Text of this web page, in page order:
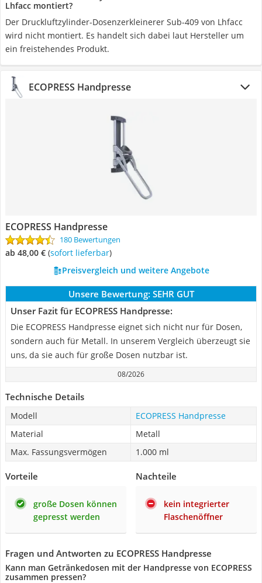
Lhfacc montiert?
Der Druckluftzylinder-Dosenzerkleinerer Sub-409 von Lhfacc
wird nicht montiert. Es handelt sich dabei laut Hersteller um
ein freistehendes Produkt.
ECOPRESS Handpresse
ECOPRESS Handpresse
180 Bewertungen
ab 48,00 € ( Sofort lieferbar)
Preisvergleich und weitere Angebote
Unsere Bewertung: SEHR GUT
Unser Fazit für ECOPRESS Handpresse:
Die ECOPRESS Handpresse eignet sich nicht nur für Dosen,
sondern auch für Metall. In unserem Vergleich überzeugt sie
uns, da sie auch für große Dosen nutzbar ist.
08/2026
Technische Details
Modell
ECOPRESS Handpresse
Material
Metall
Max. Fassungsvermögen
1.000 ml
Vorteile
große Dosen können
gepresst werden
Nachteile
kein integrierter
Flaschenöffner
Fragen und Antworten zu ECOPRESS Handpresse
Kann man Getränkedosen mit der Handpresse von ECOPRESS
zusammen pressen?